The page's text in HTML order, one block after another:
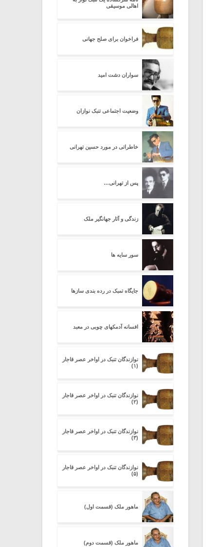
اهالی موسیقی
فراخوان برای صلح جهانی
سواران دشت امید
وضعیت اجتماعی تنبک نوازان
خاطراتی در مورد حسین تهرانی
پس از تهرانی…
زندگی و آثار جهانگیر ملک
سور سایه ها
جایگاه تمبک در رده بندی سازها
افسانه آدمکهای چوبی در معبد
نوازندگان تنبک در اواخر عصر قاجار
(۱)
نوازندگان تنبک در اواخر عصر قاجار
(۲)
نوازندگان تنبک در اواخر عصر قاجار
(۳)
نوازندگان تنبک در اواخر عصر قاجار
(۵)
ماهور ملک (قسمت اول)
ماهور ملک (قسمت دوم)